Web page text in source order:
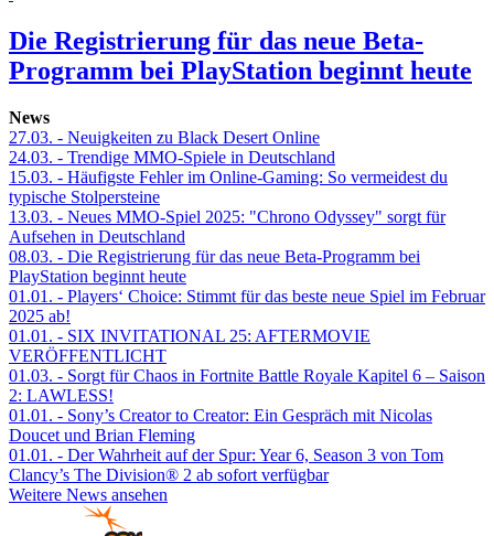
Die Registrierung für das neue Beta-
Programm bei PlayStation beginnt heute
News
27.03. - Neuigkeiten zu Black Desert Online
24.03. - Trendige MMO-Spiele in Deutschland
15.03. - Häufigste Fehler im Online-Gaming: So vermeidest du
typische Stolpersteine
13.03. - Neues MMO-Spiel 2025: "Chrono Odyssey" sorgt für
Aufsehen in Deutschland
08.03. - Die Registrierung für das neue Beta-Programm bei
PlayStation beginnt heute
01.01. - Players‘ Choice: Stimmt für das beste neue Spiel im Februar
2025 ab!
01.01. - SIX INVITATIONAL 25: AFTERMOVIE
VERÖFFENTLICHT
01.03. - Sorgt für Chaos in Fortnite Battle Royale Kapitel 6 – Saison
2: LAWLESS!
01.01. - Sony’s Creator to Creator: Ein Gespräch mit Nicolas
Doucet und Brian Fleming
01.01. - Der Wahrheit auf der Spur: Year 6, Season 3 von Tom
Clancy’s The Division® 2 ab sofort verfügbar
Weitere News ansehen